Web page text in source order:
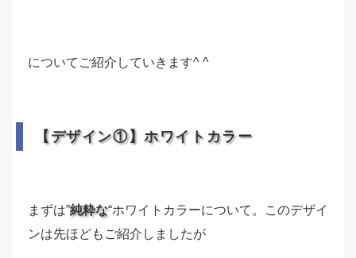
についてご紹介していきます^ ^
【デザイン①】ホワイトカラー
まずは”純粋な“ホワイトカラーについて。このデザイ
ンは先ほどもご紹介しましたが